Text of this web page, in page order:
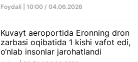
Foydali | 10:00 / 04.06.2026
Kuvayt aeroportida Eronning dron
zarbasi oqibatida 1 kishi vafot edi,
o‘nlab insonlar jarohatlandi